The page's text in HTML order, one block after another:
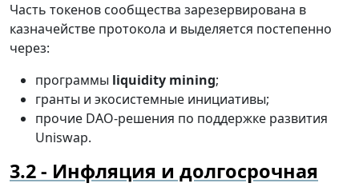
Часть токенов сообщества зарезервирована в
казначействе протокола и выделяется постепенно
через:
программы liquidity mining;
гранты и экосистемные инициативы;
прочие DAO-решения по поддержке развития
Uniswap.
Инфляция и долгосрочная